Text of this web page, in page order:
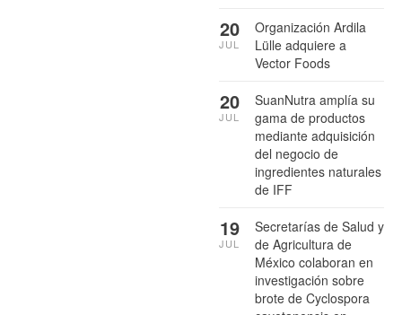
Organización Ardila
Lülle adquiere a
Vector Foods
20
JUL
SuanNutra amplía su
gama de productos
mediante adquisición
del negocio de
ingredientes naturales
de IFF
20
JUL
Secretarías de Salud y
de Agricultura de
México colaboran en
investigación sobre
brote de Cyclospora
19
JUL